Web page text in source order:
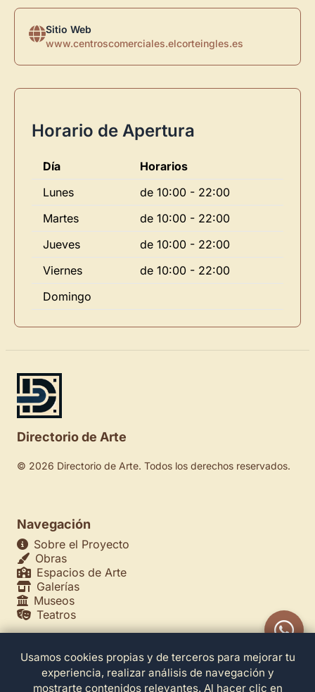
Sitio Web
www.centroscomerciales.elcorteingles.es
Horario de Apertura
Día
Horarios
Lunes
de 10:00 - 22:00
Martes
de 10:00 - 22:00
Jueves
de 10:00 - 22:00
Viernes
de 10:00 - 22:00
Domingo
Directorio de Arte
© 2026 Directorio de Arte. Todos los derechos reservados.
Navegación
Sobre el Proyecto
Obras
Espacios de Arte
Galerías
Museos
Teatros
Legales
Política de Privacidad
Usamos cookies propias y de terceros para mejorar tu
experiencia, realizar análisis de navegación y
mostrarte contenidos relevantes. Al hacer clic en